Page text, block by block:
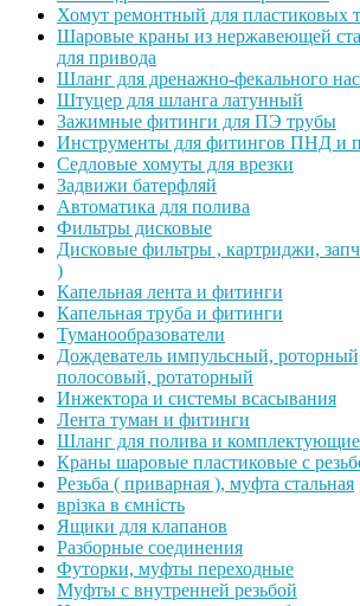
Хомут ремонтный для пластиковых
Шаровые краны из нержавеющей
для привода
Шланг для дренажно-фекального
Штуцер для шланга латунный
Зажимные фитинги для ПЭ трубы
Инструменты для фитингов ПНД и
Седловые хомуты для врезки
Задвижи батерфляй
Автоматика для полива
Фильтры дисковые
Дисковые фильтры , картриджи,
)
Капельная лента и фитинги
Капельная труба и фитинги
Туманообразователи
Дождеватель импульсный,
полосовый, ротаторный
Инжектора и системы всасывания
Лента туман и фитинги
Шланг для полива и комплектующие
Краны шаровые пластиковые с
Резьба ( приварная ), муфта стальная
врізка в ємність
Ящики для клапанов
Разборные соединения
Футорки, муфты переходные
Муфты с внутренней резьбой